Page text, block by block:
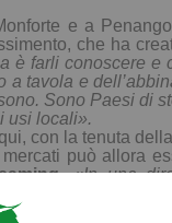
e a
che ha
farli conoscere e
tavola e
Sono Paesi di
usi locali».
con la tenuta
può allora
.«In una
con 12mila